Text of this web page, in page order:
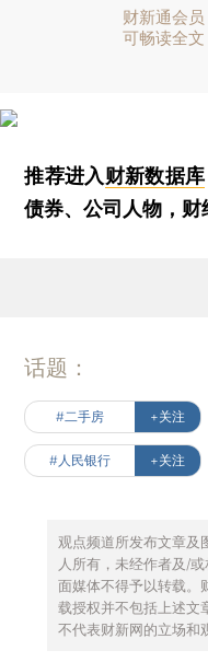
财新通会员
可畅读全文
推荐进入财新数据库
债券、公司人物，财
话题：
#二手房 +关注
#人民银行 +关注
观点频道所发布文章及
人所有，未经作者及/
面媒体不得予以转载。
载授权并不包括上述文
不代表财新网的立场和